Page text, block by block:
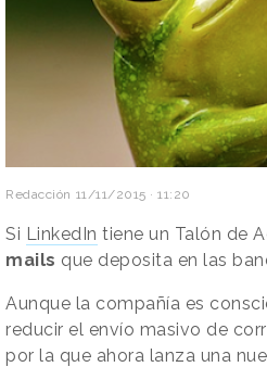
Redacción 11/11/2015 · 11:20
Si LinkedIn tiene un Talón de
mails que deposita en las
Aunque la compañía es
reducir el envío masivo de
por la que ahora lanza una